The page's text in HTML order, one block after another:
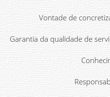
Vontade de
Garantia da qualidade de